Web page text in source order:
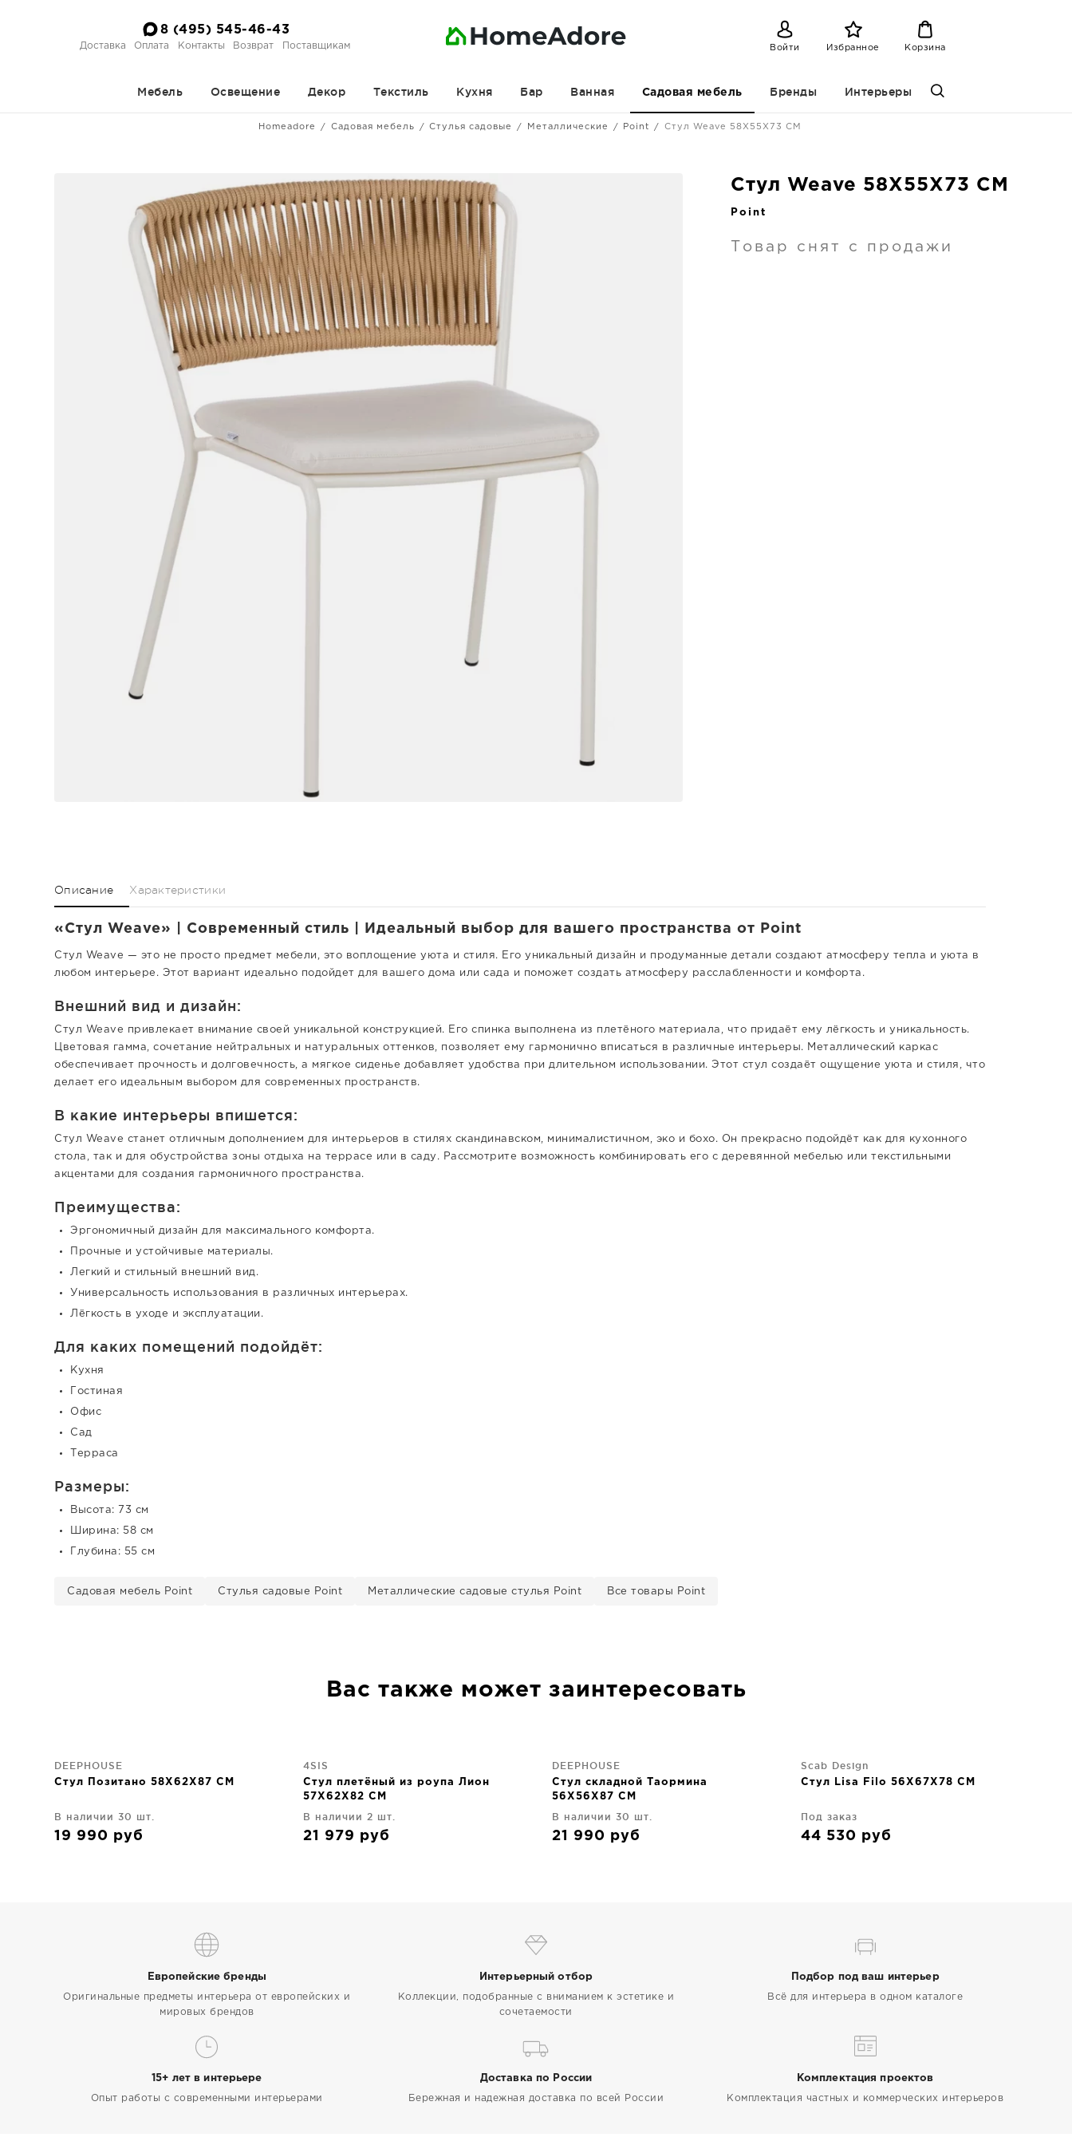
8 (495) 545-46-43
Доставка Оплата Контакты Возврат Поставщикам Войти Избранное Корзина
Мебель Освещение Декор Текстиль Кухня Бар Ванная Садовая мебель Бренды Интерьеры
Homeadore Садовая мебель Стулья садовые Металлические Point Стул Weave 58X55X73 CM
Стул Weave 58X55X73 CM
Point
Товар снят с продажи
Описание Характеристики
«Стул Weave» | Современный стиль | Идеальный выбор для вашего пространства от Point
Стул Weave — это не просто предмет мебели, это воплощение уюта и стиля. Его уникальный дизайн и продуманные детали создают атмосферу тепла и уюта в
любом интерьере. Этот вариант идеально подойдет для вашего дома или сада и поможет создать атмосферу расслабленности и комфорта.
Внешний вид и дизайн:
Стул Weave привлекает внимание своей уникальной конструкцией. Его спинка выполнена из плетёного материала, что придаёт ему лёгкость и уникальность.
Цветовая гамма, сочетание нейтральных и натуральных оттенков, позволяет ему гармонично вписаться в различные интерьеры. Металлический каркас
обеспечивает прочность и долговечность, а мягкое сиденье добавляет удобства при длительном использовании. Этот стул создаёт ощущение уюта и стиля, что
делает его идеальным выбором для современных пространств.
В какие интерьеры впишется:
Стул Weave станет отличным дополнением для интерьеров в стилях скандинавском, минималистичном, эко и бохо. Он прекрасно подойдёт как для кухонного
стола, так и для обустройства зоны отдыха на террасе или в саду. Рассмотрите возможность комбинировать его с деревянной мебелью или текстильными
акцентами для создания гармоничного пространства.
Преимущества:
Эргономичный дизайн для максимального комфорта.
Прочные и устойчивые материалы.
Легкий и стильный внешний вид.
Универсальность использования в различных интерьерах.
Лёгкость в уходе и эксплуатации.
Для каких помещений подойдёт:
Кухня
Гостиная
Офис
Сад
Терраса
Размеры:
Высота: 73 см
Ширина: 58 см
Глубина: 55 см
Садовая мебель Point Стулья садовые Point Металлические садовые стулья Point Все товары Point
Вас также может заинтересовать
DEEPHOUSE
Стул Позитано 58X62X87 CM
В наличии 30 шт.
19 990 руб
4SIS
Стул плетёный из роупа Лион
57X62X82 CM
В наличии 2 шт.
21 979 руб
DEEPHOUSE
Стул складной Таормина
56X56X87 CM
В наличии 30 шт.
21 990 руб
Scab Design
Стул Lisa Filo 56X67X78 CM
Под заказ
44 530 руб
Европейские бренды
Оригинальные предметы интерьера от европейских и
мировых брендов
Интерьерный отбор
Коллекции, подобранные с вниманием к эстетике и
сочетаемости
Подбор под ваш интерьер
Всё для интерьера в одном каталоге
15+ лет в интерьере
Опыт работы с современными интерьерами
Доставка по России
Бережная и надежная доставка по всей России
Комплектация проектов
Комплектация частных и коммерческих интерьеров